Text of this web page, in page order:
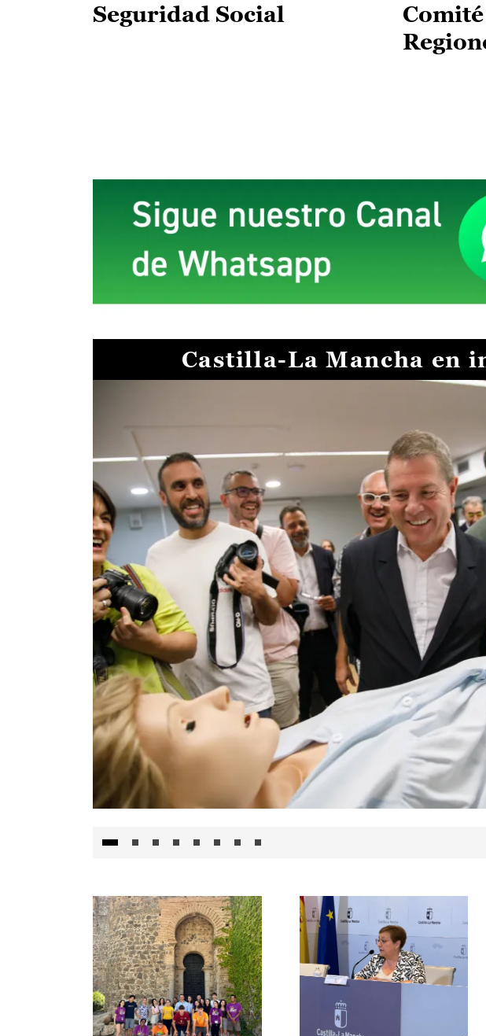
Seguridad Social
Castilla-La Mancha en